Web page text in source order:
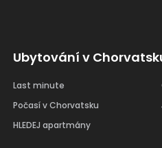
Ubytování v
Last minute
Počasí v Chorvatsku
HLEDEJ apartmány